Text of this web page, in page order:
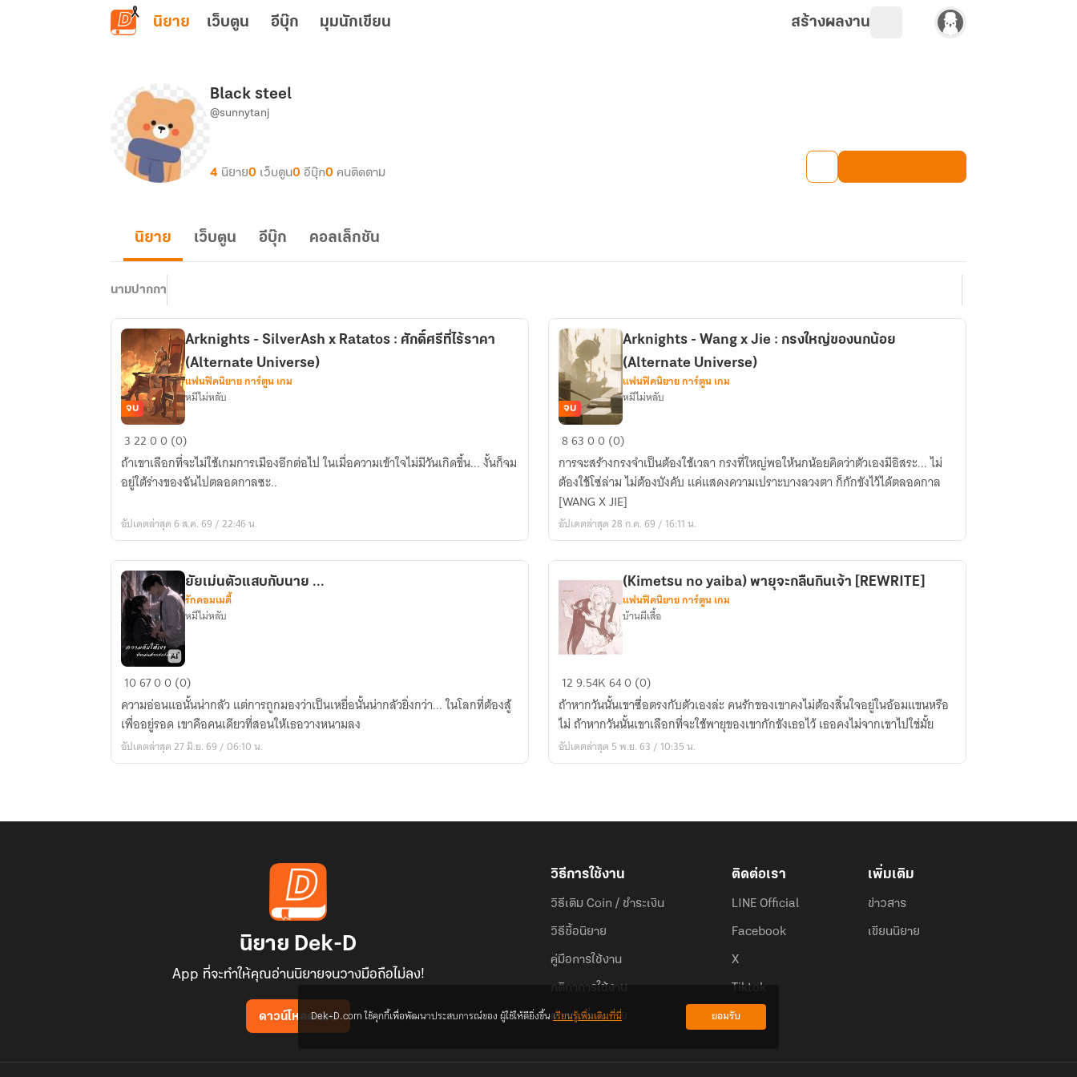
ข้ามไปยังเนื้อหาหลัก
นิยาย เว็บตูน อีบุ๊ก มุมนักเขียน สร้างผลงาน
Black steel
@sunnytanj
4 นิยาย0 เว็บตูน0 อีบุ๊ก0 คนติดตาม
นิยาย เว็บตูน อีบุ๊ก คอลเล็กชัน
นามปากกา
Arknights
-
SilverAsh
x
:
ที่
ไร้
ราคา
(Alternate
Universe)
จบ
Arknights - SilverAsh x Ratatos : ศักดิ์ศรีที่ไร้ราคา
(Alternate Universe)
แฟนฟิคนิยาย การ์ตูน เกม
หมีไม่หลับ
32200 (0)
ถ้าเขาเลือกที่จะไม่ใช้เกมการเมืองอีกต่อไป ในเมื่อความเข้าใจไม่มีวันเกิดขึ้น... งั้นก็จม
อยู่ใต้ร่างของฉันไปตลอดกาลซะ..
อัปเดตล่าสุด 6 ส.ค. 69 / 22:46 น.
Arknights
Wang
x
Jie
:
ของ
นก
น้อย
(Alternate
จบ
Arknights - Wang x Jie : กรงใหญ่ของนกน้อย
(Alternate Universe)
แฟนฟิคนิยาย การ์ตูน เกม
หมีไม่หลับ
86300 (0)
การจะสร้างกรงจำเป็นต้องใช้เวลา กรงที่ใหญ่พอให้นกน้อยคิดว่าตัวเองมีอิสระ... ไม่
ต้องใช้โซ่ล่าม ไม่ต้องบังคับ แค่แสดงความเปราะบางลวงตา ก็กักขังไว้ได้ตลอดกาล
[WANG X JIE]
อัปเดตล่าสุด 28 ก.ค. 69 / 16:11 น.
ยัย
ตัว
แสบ
กับ
ยัยเม่นตัวแสบกับนาย ...
รักคอมเมดี้
หมีไม่หลับ
106700 (0)
ความอ่อนแอนั้นน่ากลัว แต่การถูกมองว่าเป็นเหยื่อนั้นน่ากลัวยิ่งกว่า... ในโลกที่ต้องสู้
เพื่ออยู่รอด เขาคือคนเดียวที่สอนให้เธอวางหนามลง
อัปเดตล่าสุด 27 มิ.ย. 69 / 06:10 น.
(Kimetsu
no
yaiba)
พายุ
จะ
(Kimetsu no yaiba) พายุจะกลืนกินเจ้า [REWRITE]
แฟนฟิคนิยาย การ์ตูน เกม
บ้านผีเสื้อ
129.54K640 (0)
ถ้าหากวันนั้นเขาซื่อตรงกับตัวเองล่ะ​ คนรักของเขาคงไม่ต้องสิ้นใจอยู่ในอ้อมแขนหรือ
ไม่​ ถ้าหากวันนั้นเขาเลือกที่จะใช้พายุของเขากักขังเธอไว้​ เธอคงไม่จากเขาไปใช่มั้ย
อัปเดตล่าสุด 5 พ.ย. 63 / 10:35 น.
นิยาย Dek-D
App ที่จะทำให้คุณอ่านนิยายจนวางมือถือไม่ลง!
ดาวน์โหลดแอป
วิธีการใช้งาน
วิธีเติม Coin / ชำระเงิน
วิธีซื้อนิยาย
คู่มือการใช้งาน
กติกาการใช้งาน
คำถามที่พบบ่อย
ติดต่อเรา
LINE Official
Facebook
X
Tiktok
เพิ่มเติม
ข่าวสาร
เขียนนิยาย
Dek-D.com ใช้คุกกี้เพื่อพัฒนาประสบการณ์ของ ผู้ใช้ให้ดียิ่งขึ้นเรียนรู้เพิ่มเติมที่นี่ ยอมรับ